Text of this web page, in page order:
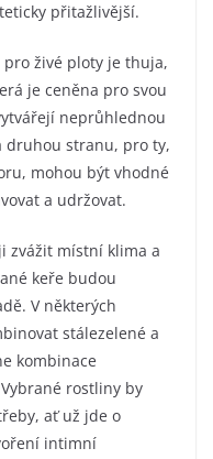
přitažlivější.
živé ploty je thuja,
je ceněna pro svou
neprůhlednou
druhou stranu, pro ty,
mohou být vhodné
a udržovat.
zvážit místní klima a
keře budou
V některých
stálezelené a
kombinace
rostliny by
ať už jde o
intimní